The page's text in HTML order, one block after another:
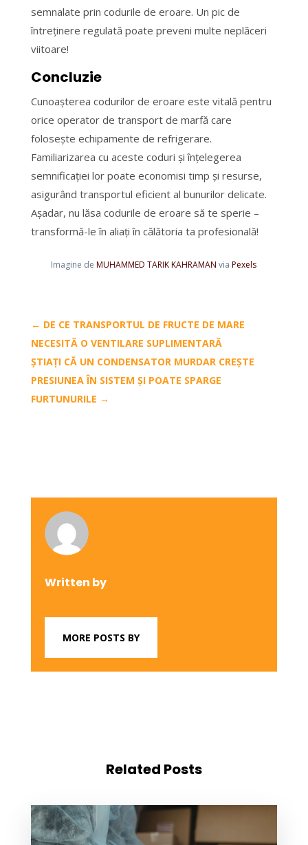
semnalate prin codurile de eroare. Un pic de
întreținere regulată poate preveni multe neplăceri
viitoare!
Concluzie
Cunoașterea codurilor de eroare este vitală pentru
orice operator de transport de marfă care
folosește echipamente de refrigerare.
Familiarizarea cu aceste coduri și înțelegerea
semnificației lor poate economisi timp și resurse,
asigurând transportul eficient al bunurilor delicate.
Așadar, nu lăsa codurile de eroare să te sperie –
transformă-le în aliați în călătoria ta profesională!
Imagine deMUHAMMED TARIK KAHRAMAN viaPexels
← DE CE TRANSPORTUL DE FRUCTE DE MARE
NECESITĂ O VENTILARE SUPLIMENTARĂ
ȘTIAȚI CĂ UN CONDENSATOR MURDAR CREȘTE
PRESIUNEA ÎN SISTEM ȘI POATE SPARGE
FURTUNURILE →
Written by
MORE POSTS BY
Related Posts